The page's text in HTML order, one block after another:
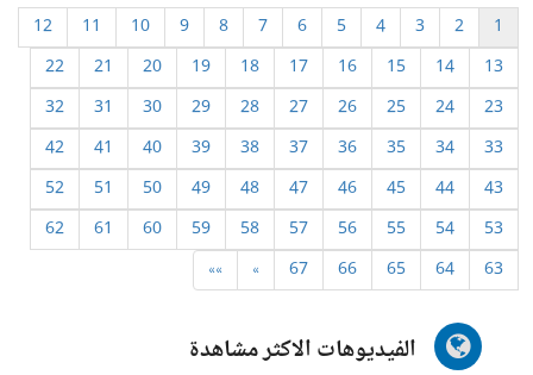
1
2
3
4
5
6
7
8
9
10
11
12
13
14
15
16
17
18
19
20
21
22
23
24
25
26
27
28
29
30
31
32
33
34
35
36
37
38
39
40
41
42
43
44
45
46
47
48
49
50
51
52
53
54
55
56
57
58
59
60
61
62
63
64
65
66
67
»
»»
الفيديوهات الاكثر مشاهدة